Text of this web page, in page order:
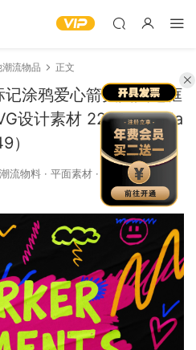
潮流物品 正文
涂鸦爱心箭头圆圈边框
设计素材 226 PNG Ma
）
潮流物料 · 平面素材 ·
必下推荐